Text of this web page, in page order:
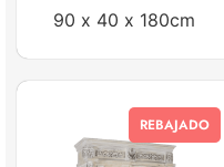
90 x 40 x 180cm
REBAJADO